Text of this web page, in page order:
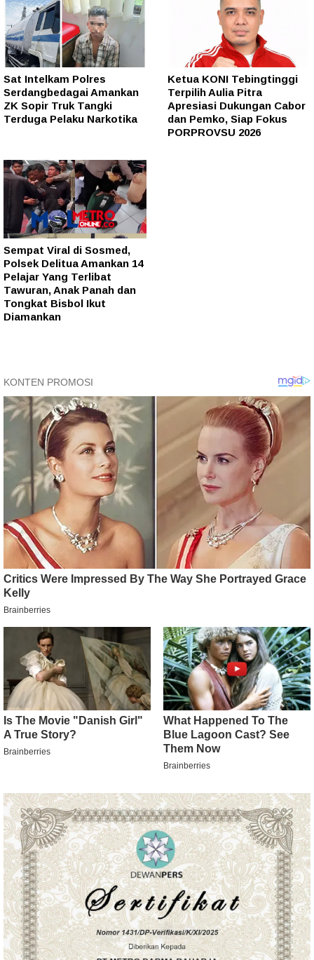
Sat Intelkam Polres
Serdangbedagai Amankan
ZK Sopir Truk Tangki
Terduga Pelaku Narkotika
Ketua KONI Tebingtinggi
Terpilih Aulia Pitra
Apresiasi Dukungan Cabor
dan Pemko, Siap Fokus
PORPROVSU 2026
Sempat Viral di Sosmed,
Polsek Delitua Amankan 14
Pelajar Yang Terlibat
Tawuran, Anak Panah dan
Tongkat Bisbol Ikut
Diamankan